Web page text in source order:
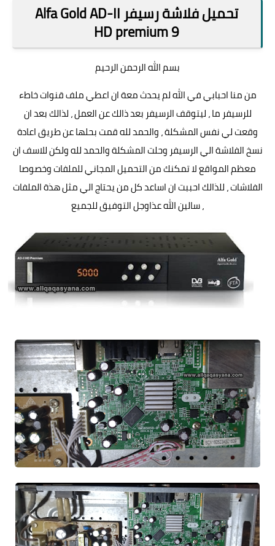
تحميل فلاشة رسيفر Alfa Gold AD-II
HD premium 9
بسم الله الرحمن الرحيم
من منا احبابي في الله لم يحدث معة ان اعطي ملف قنوات خاطء
للرسيفر ما ، ليتوقف الرسيفر بعد ذالك عن العمل ، لذالك بعد ان
وقعت لي نفس المشكلة ، والحمد لله قمت بحلها عن طريق اعادة
نسخ الفلاشة الي الرسيفر وحلت المشكلة والحمد لله ولكن للاسف ان
معظم المواقع لا تمكنك من التحميل المجاني للملفات وخصوصا
الفلاشات ، للذالك احببت ان اساعد كل من يحتاج الي مثل هذة الملفات
، سالين الله عذاوجل التوفيق للجميع